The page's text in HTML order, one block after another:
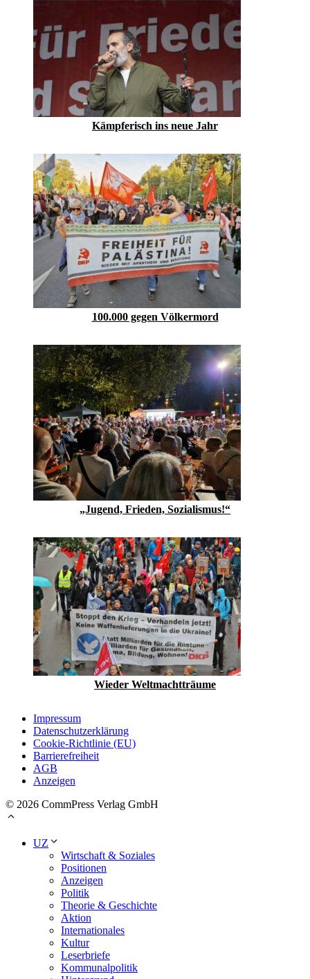
Kämpferisch ins neue Jahr
100.000 gegen Völkermord
„Jugend, Frieden, Sozialismus!“
Wieder Weltmachtträume
Impressum
Datenschutzerklärung
Cookie-Richtlinie (EU)
Barrierefreiheit
AGB
Anzeigen
© 2026 CommPress Verlag GmbH
UZ
Wirtschaft & Soziales
Positionen
Anzeigen
Politik
Theorie & Geschichte
Aktion
Internationales
Kultur
Leserbriefe
Kommunalpolitik